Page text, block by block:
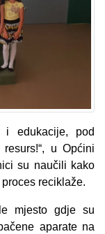
i edukacije, pod
u Općini
su naučili kako
reciklaže.
mjesto gdje su
aparate na